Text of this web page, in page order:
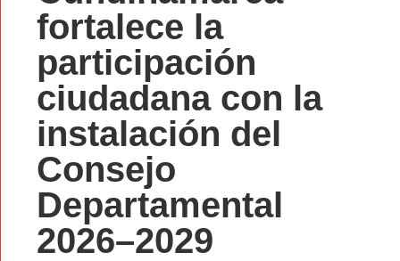
fortalece la
participación
ciudadana con la
instalación del
Consejo
Departamental
2026–2029